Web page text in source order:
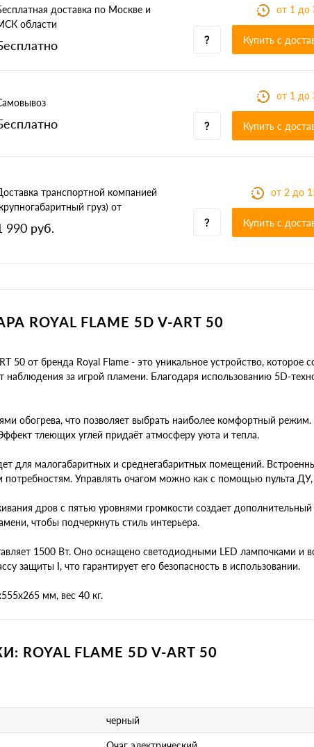
доставка по Москве и
области
от 1 до
Купить c
от 1 до
Купить c
транспортной компанией
груз) от
990 руб.
от 2 до
Купить c
ROYAL FLAME 5D V-ART 50
50 от бренда Royal Flame - это уникальное устройство, которое
наблюдения за игрой пламени. Благодаря использованию 5D-
обогрева, что позволяет выбрать наиболее комфортный
тлеющих углей придаёт атмосферу уюта и тепла.
для малогабаритных и среднегабаритных помещений.
потребностям. Управлять очагом можно как с помощью пульта
дров с пятью уровнями громкости создает
чтобы подчеркнуть стиль интерьера.
1500 Вт. Оно оснащено светодиодными LED лампочками и
защиты I, что гарантирует его безопасность в использовании.
мм, вес 40 кг.
ROYAL FLAME 5D V-ART 50
черный